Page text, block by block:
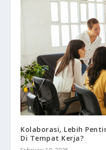
Kolaborasi, Lebih
Di Tempat Kerja?